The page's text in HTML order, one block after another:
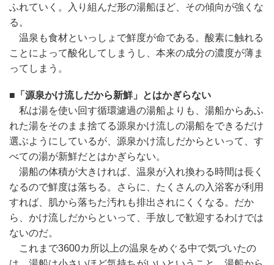
ふれていく。入り組んだ形の湯船ほど、その傾向が強くな
る。
温泉も食材といっしょで鮮度が命である。酸素に触れる
ことによって酸化してしまうし、本来の成分の濃度が薄ま
ってしまう。
■「源泉かけ流しだから新鮮」とはかぎらない
私は湯を使い回す循環濾過の湯船よりも、湯船からあふ
れた湯をそのまま捨てる源泉かけ流しの湯船をできるだけ
選ぶようにしているが、源泉かけ流しだからといって、す
べての湯が新鮮だとはかぎらない。
湯船の体積が大きければ、温泉が入れ換わる時間は長く
なるので鮮度は落ちる。さらに、たくさんの入浴客が利用
すれば、肌から落ちた汚れも排出されにくくなる。だか
ら、かけ流しだからといって、手放しで歓迎するわけでは
ないのだ。
これまで3600カ所以上の温泉をめぐる中で気づいたの